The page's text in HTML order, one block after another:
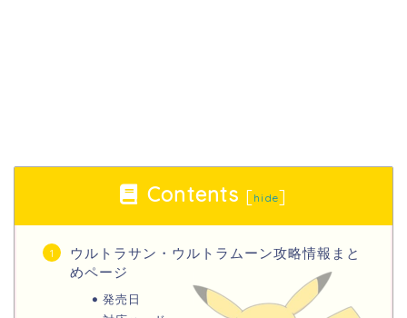
Contents [hide]
ウルトラサン・ウルトラムーン攻略情報まと
めページ
発売日